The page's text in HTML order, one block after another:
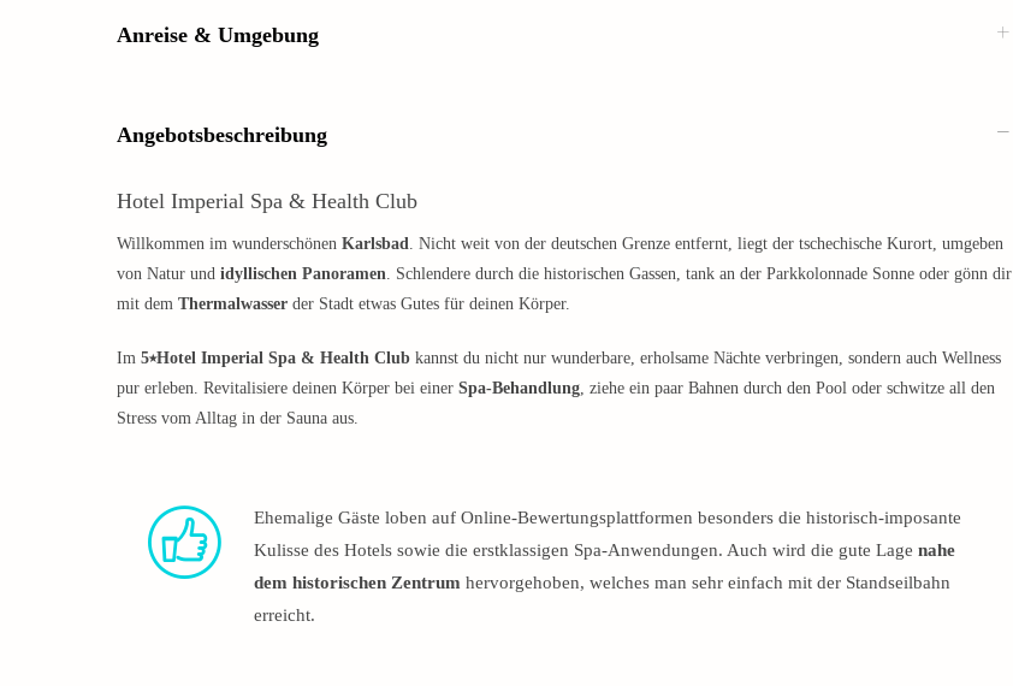
Anreise & Umgebung
Angebotsbeschreibung
Hotel Imperial Spa & Health Club
Willkommen im wunderschönen Karlsbad
. Nicht weit von der deutschen Grenze entfernt, liegt der tschechische Kurort, umgeben
von Natur und idyllischen Panoramen . Schlendere durch die historischen Gassen, tank an der Parkkolonnade Sonne oder gönn dir
mit dem Thermalwasser der Stadt etwas Gutes für deinen Körper.
Im 5⭑Hotel Imperial Spa & Health Club kannst du nicht nur wunderbare, erholsame Nächte verbringen, sondern auch Wellness
pur erleben. Revitalisiere deinen Körper bei einer Spa-Behandlung , ziehe ein paar Bahnen durch den Pool oder schwitze all den
Stress vom Alltag in der Sauna aus.
Ehemalige Gäste loben auf Online-Bewertungsplattformen besonders die historisch-imposante
Kulisse des Hotels sowie die erstklassigen Spa-Anwendungen. Auch wird die gute Lage nahe
dem historischen Zentrum hervorgehoben, welches man sehr einfach mit der Standseilbahn
erreicht.